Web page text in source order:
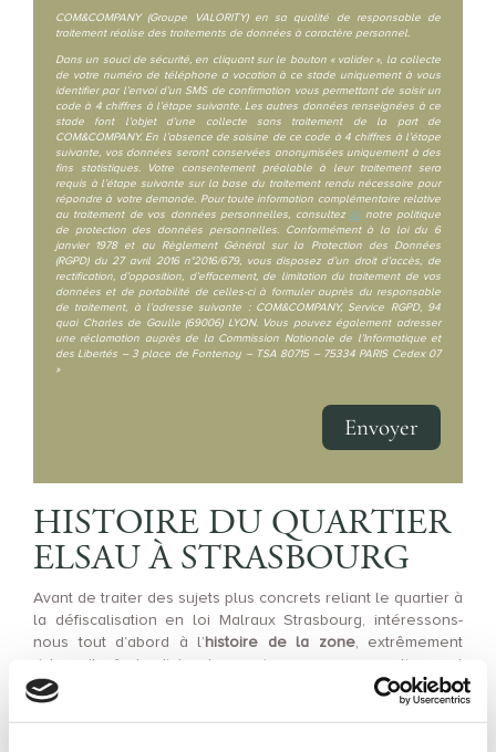
COM&COMPANY (Groupe VALORITY) en sa qualité de responsable de
traitement réalise des traitements de données à caractère personnel.
Dans un souci de sécurité, en cliquant sur le bouton « valider », la collecte
de votre numéro de téléphone a vocation à ce stade uniquement à vous
identifier par l’envoi d’un SMS de confirmation vous permettant de saisir un
code à 4 chiffres à l’étape suivante. Les autres données renseignées à ce
stade font l’objet d’une collecte sans traitement de la part de
COM&COMPANY. En l’absence de saisine de ce code à 4 chiffres à l’étape
suivante, vos données seront conservées anonymisées uniquement à des
fins statistiques. Votre consentement préalable à leur traitement sera
requis à l’étape suivante sur la base du traitement rendu nécessaire pour
répondre à votre demande. Pour toute information complémentaire relative
au traitement de vos données personnelles, consultez icinotre politique
de protection des données personnelles. Conformément à la loi du 6
janvier 1978 et au Règlement Général sur la Protection des Données
(RGPD) du 27 avril 2016 n°2016/679, vous disposez d’un droit d’accès, de
rectification, d’opposition, d’effacement, de limitation du traitement de vos
données et de portabilité de celles-ci à formuler auprès du responsable
de traitement, à l’adresse suivante : COM&COMPANY, Service RGPD, 94
quai Charles de Gaulle (69006) LYON. Vous pouvez également adresser
une réclamation auprès de la Commission Nationale de l’Informatique et
des Libertés – 3 place de Fontenoy – TSA 80715 – 75334 PARIS Cedex 07
»
Envoyer
HISTOIRE DU QUARTIER
ELSAU À STRASBOURG
Avant de traiter des sujets plus concrets reliant le quartier à
la défiscalisation en loi Malraux Strasbourg, intéressons-
nous tout d’abord à l’histoire de la zone, extrêmement
riche. Il faut d’abord savoir que ce quartier est
particulièrement récent puisque sa construction a
seulement commencé en 1968.